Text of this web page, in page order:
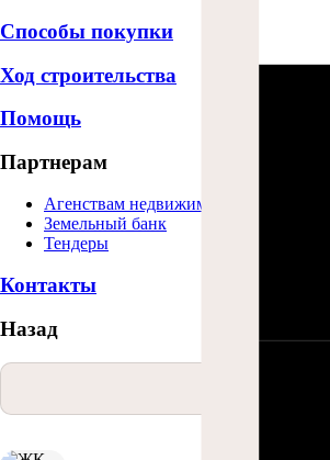
Способы покупки
Ход строительства
Помощь
Партнерам
Агенствам недвижимости
Земельный банк
Тендеры
Контакты
Назад